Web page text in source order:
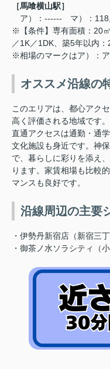
［馬喰横山駅］
ア）：------ マ）：
※【条件】専有面積：20
／1K／1DK、築5年以内
※相場のマークはア）：
オススメ沿線の
このエリアは、 都心アク
高く評価される地域です
直通アクセスは通勤・通
文化施設も身近です。神
で、暮らしに彩りを添え
ります。家賃相場も比較
マンスも良好です。
沿線周辺の主要
・伊勢丹新宿店（新宿三丁
・御茶ノ水ソラシティ（小